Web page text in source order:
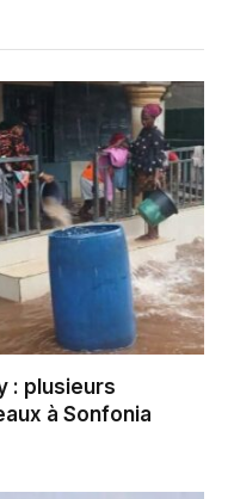
: plusieurs
à Sonfonia